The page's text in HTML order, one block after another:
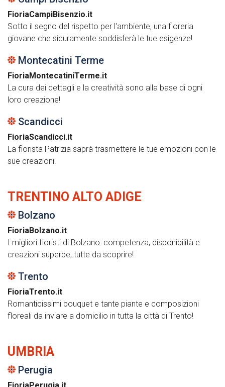
FioriaCampiBisenzio.it
Sotto il segno del rispetto per l'ambiente, una fioreria
giovane che sicuramente soddisferà le tue esigenze!
Montecatini Terme
FioriaMontecatiniTerme.it
La cura dei dettagli e la creatività sono alla base di ogni
loro creazione!
Scandicci
FioriaScandicci.it
La fiorista Patrizia saprà trasmettere le tue emozioni con le
sue creazioni!
TRENTINO ALTO ADIGE
Bolzano
FioriaBolzano.it
I migliori fioristi di Bolzano: competenza, disponibilità e
creazioni superbe, tutte da scoprire!
Trento
FioriaTrento.it
Romanticissimi bouquet e tante piante e composizioni
floreali da inviare a domicilio in tutta la città di Trento!
UMBRIA
Perugia